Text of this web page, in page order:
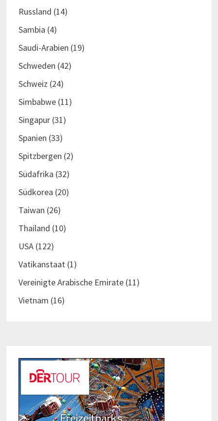
Russland (14)
Sambia (4)
Saudi-Arabien (19)
Schweden (42)
Schweiz (24)
Simbabwe(11)
Singapur(31)
Spanien (33)
Spitzbergen (2)
Südafrika (32)
Südkorea (20)
Taiwan (26)
Thailand (10)
USA(122)
Vatikanstaat(1)
Vereinigte Arabische Emirate(11)
Vietnam (16)